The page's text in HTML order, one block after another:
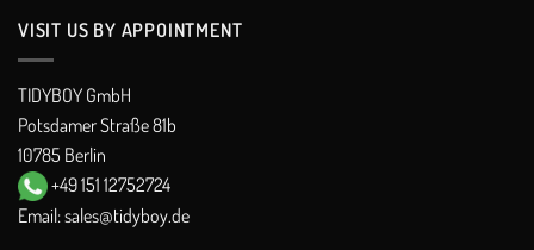
VISIT US BY APPOINTMENT
TIDYBOY GmbH
Potsdamer Straße 81b
10785 Berlin
+49 151 12752724
Email:sales@tidyboy.de